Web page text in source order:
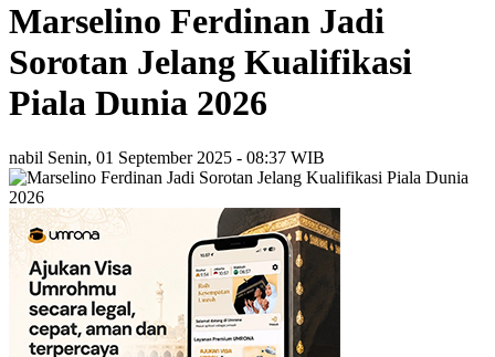
Marselino Ferdinan Jadi
Sorotan Jelang Kualifikasi
Piala Dunia 2026
nabil Senin, 01 September 2025 - 08:37 WIB